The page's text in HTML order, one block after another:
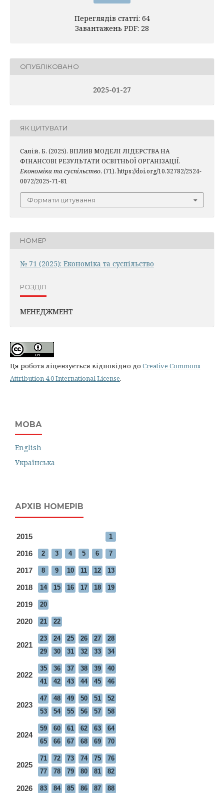
Переглядів статті: 64
Завантажень PDF: 28
ОПУБЛІКОВАНО
2025-01-27
ЯК ЦИТУВАТИ
Салій, Б. (2025). ВПЛИВ МОДЕЛІ ЛІДЕРСТВА НА
ФІНАНСОВІ РЕЗУЛЬТАТИ ОСВІТНЬОЇ ОРГАНІЗАЦІЇ.
Економіка та суспільство, (71). https://doi.org/10.32782/2524-
0072/2025-71-81
Формати цитування
НОМЕР
№ 71 (2025): Економіка та суспільство
РОЗДІЛ
МЕНЕДЖМЕНТ
Ця робота ліцензується відповідно до Creative Commons
Attribution 4.0 International License.
МОВА
English
Українська
АРХІВ НОМЕРІВ
2015 1
2016 2 3 4 5 6 7
2017 8 9 10 11 12 13
2018 14 15 16 17 18 19
2019 20
2020 21 22
2021
23 24 25 26 27
28
29
30 31 32 33 34
2022
35 36 37 38 39
40
41
42 43 44 45 46
2023
47 48 49 50 51
52
53
54 55 56 57 58
2024
59 60 61 62 63
64
65
66 67 68 69 70
2025
71 72 73 74 75
76
77
78 79 80 81 82
2026 83 84 85 86 87 88